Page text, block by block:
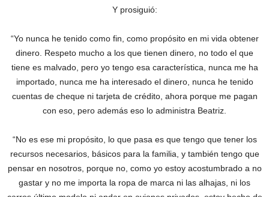
Y prosiguió:
“Yo nunca he tenido como fin, como propósito en mi vida obtener
dinero. Respeto mucho a los que tienen dinero, no todo el que
tiene es malvado, pero yo tengo esa característica, nunca me ha
importado, nunca me ha interesado el dinero, nunca he tenido
cuentas de cheque ni tarjeta de crédito, ahora porque me pagan
con eso, pero además eso lo administra Beatriz.
“No es ese mi propósito, lo que pasa es que tengo que tener los
recursos necesarios, básicos para la familia, y también tengo que
pensar en nosotros, porque no, como yo estoy acostumbrado a no
gastar y no me importa la ropa de marca ni las alhajas, ni los